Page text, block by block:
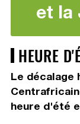
et la
HEURE
Le décalage
heure d'été